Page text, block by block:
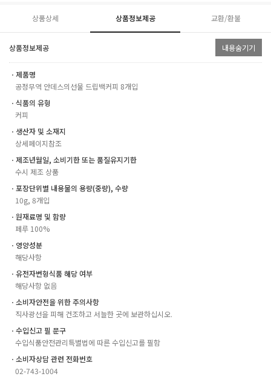
상품상세 상품정보제공 교환/환불
상품정보제공 내용숨기기
ㆍ제품명
공정무역 안데스의선물 드립백커피 8개입
ㆍ식품의 유형
커피
ㆍ생산자 및 소재지
상세페이지참조
ㆍ제조년월일, 소비기한 또는 품질유지기한
수시 제조 상품
ㆍ포장단위별 내용물의 용량(중량), 수량
10g, 8개입
ㆍ원재료명 및 함량
페루 100%
ㆍ영양성분
해당사항
ㆍ유전자변형식품 해당 여부
해당사항 없음
ㆍ소비자안전을 위한 주의사항
직사광선을 피해 건조하고 서늘한 곳에 보관하십시오.
ㆍ수입신고 필 문구
수입식품안전관리특별법에 따른 수입신고를 필함
ㆍ소비자상담 관련 전화번호
02-743-1004